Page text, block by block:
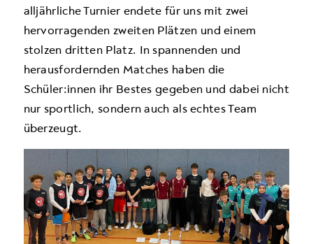
alljährliche Turnier endete für uns mit zwei
hervorragenden zweiten Plätzen undeinem
stolzen dritten Platz. In spannenden und
herausfordernden Matches haben die
Schüler:innen ihr Bestes gegeben und dabei nicht
nur sportlich, sondern auch als echtes Team
überzeugt.